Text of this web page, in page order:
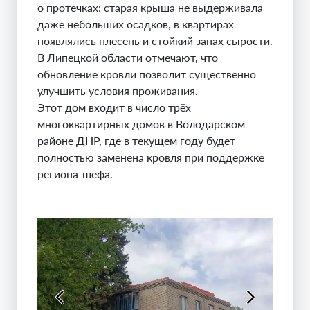
о протечках: старая крыша не выдерживала
даже небольших осадков, в квартирах
появлялись плесень и стойкий запах сырости.
В Липецкой области отмечают, что
обновление кровли позволит существенно
улучшить условия проживания.
Этот дом входит в число трёх
многоквартирных домов в Володарском
районе ДНР, где в текущем году будет
полностью заменена кровля при поддержке
региона-шефа.